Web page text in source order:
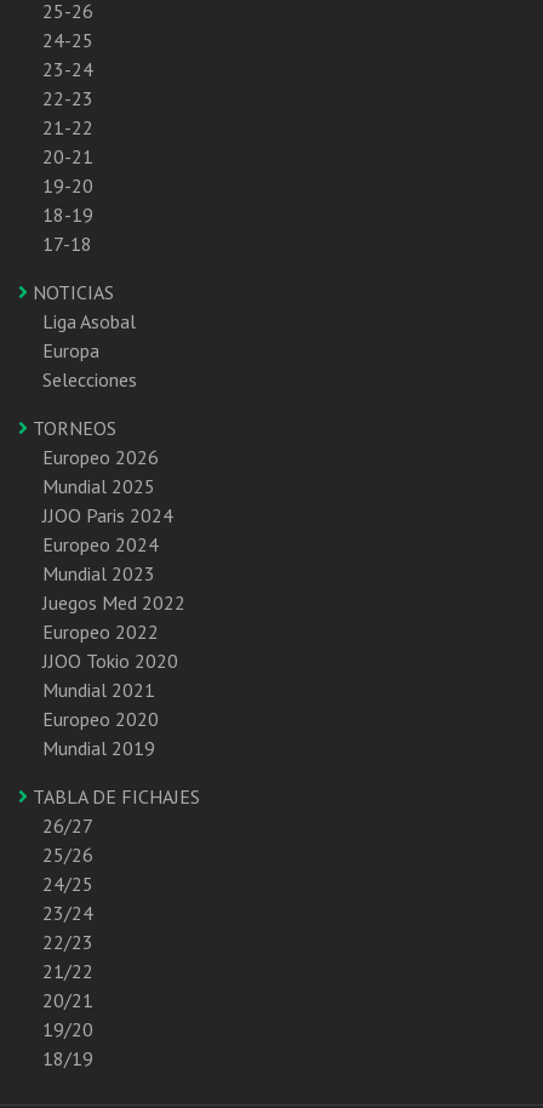
25-26
24-25
23-24
22-23
21-22
20-21
19-20
18-19
17-18
NOTICIAS
Liga Asobal
Europa
Selecciones
TORNEOS
Europeo 2026
Mundial 2025
JJOO Paris 2024
Europeo 2024
Mundial 2023
Juegos Med 2022
Europeo 2022
JJOO Tokio 2020
Mundial 2021
Europeo 2020
Mundial 2019
TABLA DE FICHAJES
26/27
25/26
24/25
23/24
22/23
21/22
20/21
19/20
18/19